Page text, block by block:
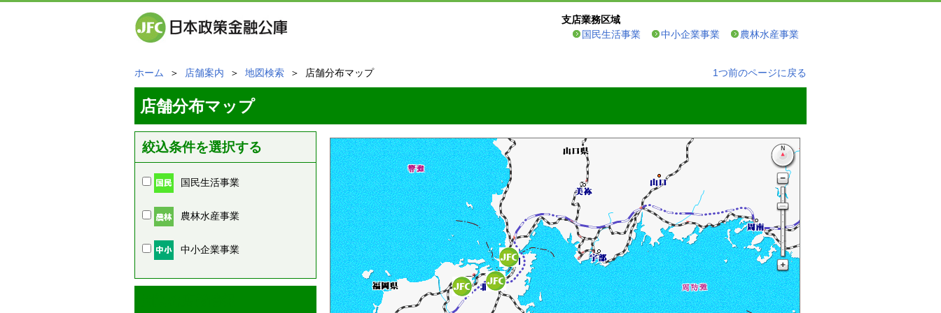
支店業務区域
国民生活事業
中小企業事業 農林水産事業
ホーム ＞ 店舗案内 ＞ 地図検索 ＞ 店舗分布マップ 1つ前のページに戻る
店舗分布マップ
絞込条件を選択する
国民生活事業
農林水産事業
中小企業事業